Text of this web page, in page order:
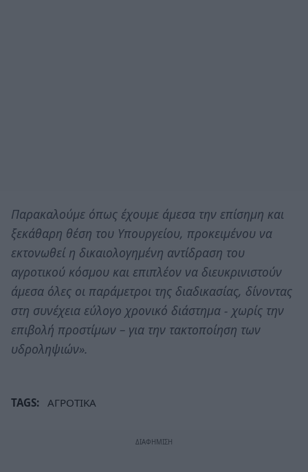
Παρακαλούμε όπως έχουμε άμεσα την επίσημη και
ξεκάθαρη θέση του Υπουργείου, προκειμένου να
εκτονωθεί η δικαιολογημένη αντίδραση του
αγροτικού κόσμου και επιπλέον να διευκρινιστούν
άμεσα όλες οι παράμετροι της διαδικασίας, δίνοντας
στη συνέχεια εύλογο χρονικό διάστημα - χωρίς την
επιβολή προστίμων – για την τακτοποίηση των
υδροληψιών».
TAGS: ΑΓΡΟΤΙΚΑ